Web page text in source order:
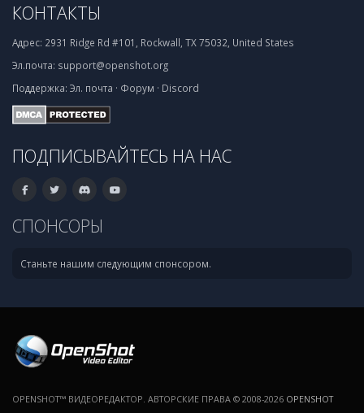
КОНТАКТЫ
Адрес: 2931 Ridge Rd #101, Rockwall, TX 75032, United States
Эл.почта: support@openshot.org
Поддержка: Эл. почта · Форум · Discord
ПОДПИСЫВАЙТЕСЬ НА НАС
СПОНСОРЫ
Станьте нашим следующим спонсором.
OPENSHOT™ ВИДЕОРЕДАКТОР. АВТОРСКИЕ ПРАВА © 2008-2026 OPENSHOT